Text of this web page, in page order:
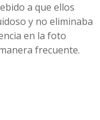
a que ellos
y no eliminaba
en la foto
frecuente.